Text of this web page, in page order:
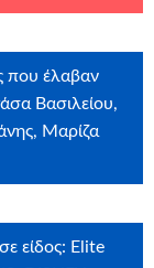
που έλαβαν
Βασιλείου,
Μαρίζα
είδος: Elite